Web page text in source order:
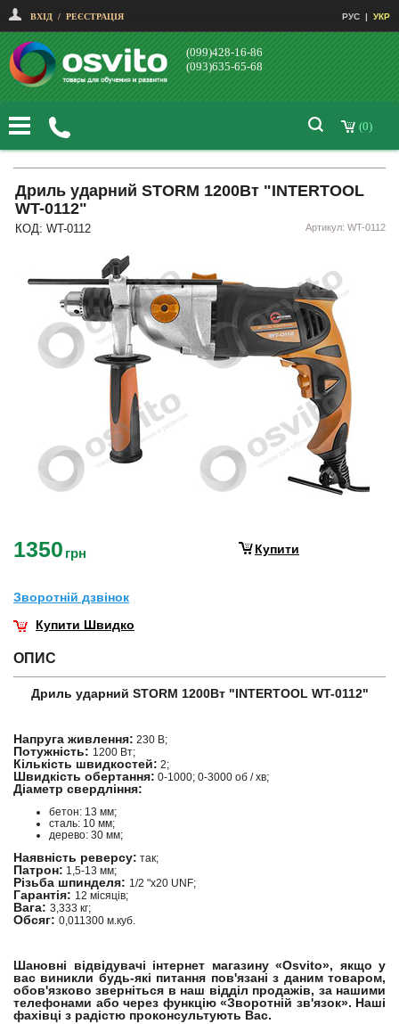
ВХІД / РЕЄСТРАЦІЯ РУС | УКР
(099)428-16-86
(093)635-65-68
(0)
Дриль ударний STORM 1200Вт "INTERTOOL
WT-0112"
КОД: WT-0112 Артикул: WT-0112
1350 грн Купити
Зворотнiй дзвiнок
Купити Швидко
ОПИС
Дриль ударний STORM 1200Вт "INTERTOOL WT-0112"
Напруга живлення: 230 В;
Потужність: 1200 Вт;
Кількість швидкостей: 2;
Швидкість обертання: 0-1000; 0-3000 об / хв;
Діаметр свердління:
бетон: 13 мм;
сталь: 10 мм;
дерево: 30 мм;
Наявність реверсу: так;
Патрон: 1,5-13 мм;
Різьба шпинделя: 1/2 "x20 UNF;
Гарантія: 12 місяців;
Вага: 3,333 кг;
Обсяг: 0,011300 м.куб.
Шановні відвідувачі інтернет магазину «Osvito», якщо у
вас виникли будь-які питання пов'язані з даним товаром,
обов'язково зверніться в наш відділ продажів, за нашими
телефонами або через функцію «Зворотній зв'язок». Наші
фахівці з радістю проконсультують Вас.